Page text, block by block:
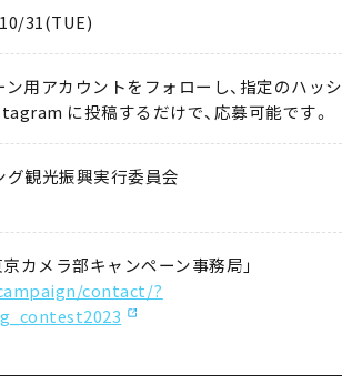
31(TUE)
用アカウントをフォローし、指定のハッシ
に投稿するだけで、応募可能です。
観光振興実行委員会
カメラ部キャンペーン事務局」
contact/?